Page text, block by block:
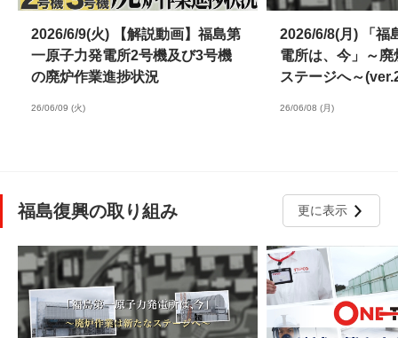
2026/6/9(火) 【解説動画】福島第
一原子力発電所2号機及び3号機
の廃炉作業進捗状況
26/06/09 (火)
2026/6/8(月) 「福
電所は、今」～
ステージへ～
26/06/08 (月)
福島復興の取り組み 更に表示